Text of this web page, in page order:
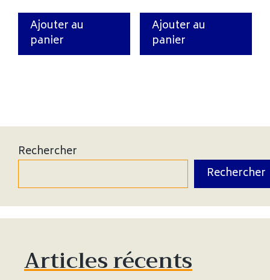
Ajouter au
panier
Ajouter au
panier
Rechercher
Rechercher
Articles récents